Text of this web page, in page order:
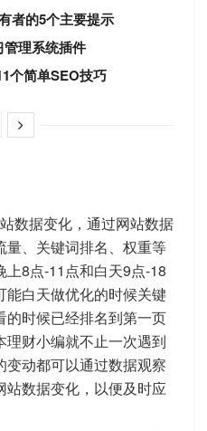
者的5个主要提示
理系统插件
个简单SEO技巧
数据变化，通过网站数据
量、关键词排名、权重等
8点-11点和白天9点-18
能白天做优化的时候关键
的时候已经排名到第一页
财小编就不止一次遇到
动都可以通过数据观察
站数据变化，以便及时应